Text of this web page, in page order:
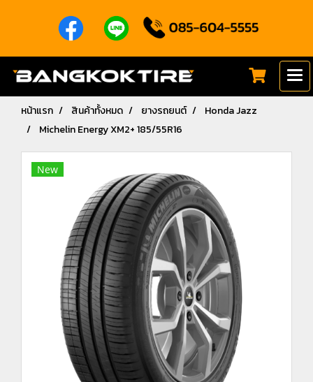
หน้าแรก สินค้าทั้งหมด ยางรถยนต์
Honda Jazz
Michelin Energy XM2+ 185/55R16
New